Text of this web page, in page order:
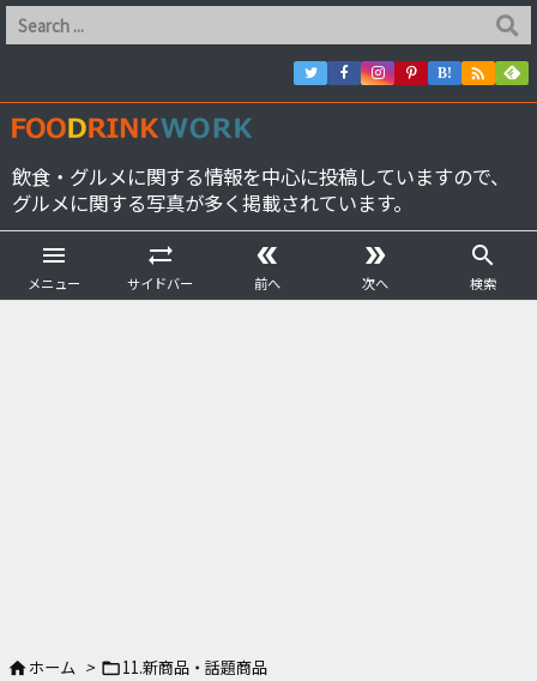
飲食・グルメに関する情報を中心に投稿していますので、
グルメに関する写真が多く掲載されています。

メニュー

サイドバー

前へ

次へ

検索
B! 
ホーム > 11.新商品・話題商品